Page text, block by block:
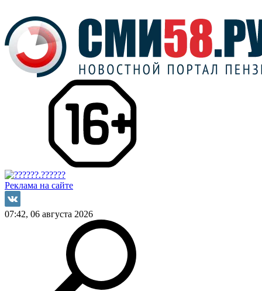
Реклама на сайте
07:42, 06 августа 2026